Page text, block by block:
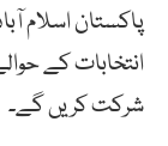
پاکستان اسلام
انتخابات کے
شرکت کریں گے۔